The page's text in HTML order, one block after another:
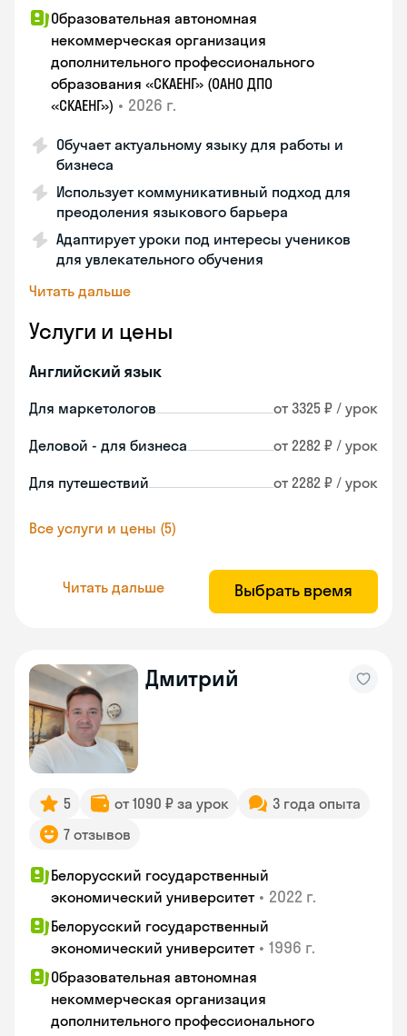
Образовательная автономная
некоммерческая организация
дополнительного профессионального
образования «СКАЕНГ» (ОАНО ДПО
«СКАЕНГ») • 2026 г.
Обучает актуальному языку для работы и
бизнеса
Использует коммуникативный подход для
преодоления языкового барьера
Адаптирует уроки под интересы учеников
для увлекательного обучения
Читать дальше
Услуги и цены
Английский язык
Для маркетологов от 3325 ₽ / урок
Деловой - для бизнеса от 2282 ₽ / урок
Для путешествий от 2282 ₽ / урок
Все услуги и цены (5)
Читать дальше Выбрать время
Дмитрий
5 от 1090 ₽ за урок
3 года опыта
7 отзывов
Белорусский государственный
экономический университет • 2022 г.
Белорусский государственный
экономический университет • 1996 г.
Образовательная автономная
некоммерческая организация
дополнительного профессионального